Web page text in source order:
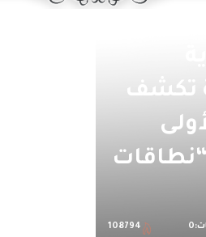
تكشف
“نطاقات
108794